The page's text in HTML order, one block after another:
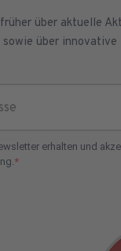
über aktuelle
über innovative
erhalten und